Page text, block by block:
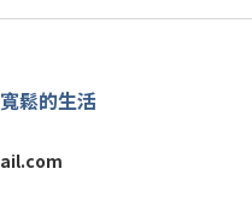
鬆的生活